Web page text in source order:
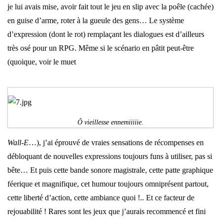
je lui avais mise, avoir fait tout le jeu en slip avec la poêle (cachée)
en guise d’arme, roter à la gueule des gens… Le système
d’expression (dont le rot) remplaçant les dialogues est d’ailleurs
très osé pour un RPG. Même si le scénario en pâtit peut-être
(quoique, voir le muet
Ô vieillesse ennemiiiiie.
Wall-E…), j’ai éprouvé de vraies sensations de récompenses en
débloquant de nouvelles expressions toujours funs à utiliser, pas si
bête… Et puis cette bande sonore magistrale, cette patte graphique
féerique et magnifique, cet humour toujours omniprésent partout,
cette liberté d’action, cette ambiance quoi !.. Et ce facteur de
rejouabilité ! Rares sont les jeux que j’aurais recommencé et fini